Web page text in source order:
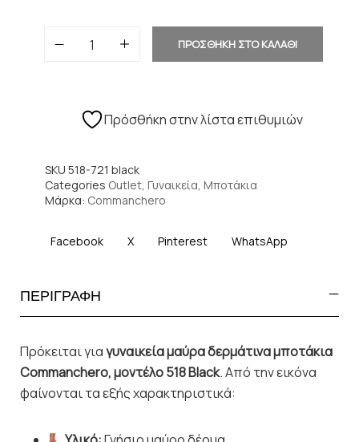
ΠΡΟΣΘΗΚΗ ΣΤΟ ΚΑΛΑΘΙ
Πρόσθήκη στην λίστα επιθυμιών
SKU 518-721 black
Categories Outlet Γυναικεία Μποτάκια
Μάρκα: Commanchero
Facebook X Pinterest WhatsApp
ΠΕΡΙΓΡΑΦΗ
Πρόκειται γιαγυναικεία μαύρα δερμάτινα μποτάκια
Commanchero, μοντέλο 518 Black. Από την εικόνα
φαίνονται τα εξής χαρακτηριστικά: